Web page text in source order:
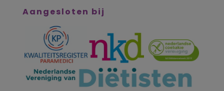
Aangesloten bij